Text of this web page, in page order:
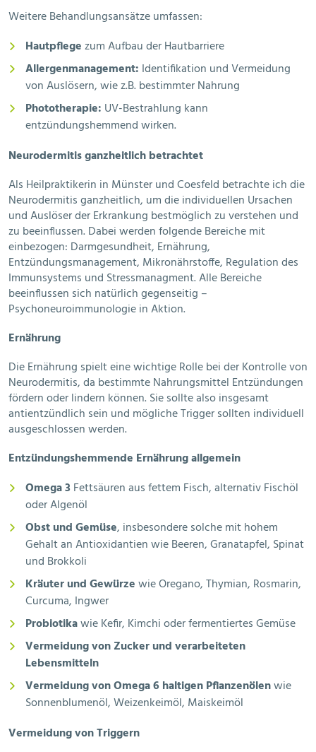
Weitere Behandlungsansätze umfassen:
Hautpflegezum Aufbau der Hautbarriere
Allergenmanagement: Identifikation und Vermeidung
von Auslösern, wie z.B. bestimmter Nahrung
Phototherapie: UV-Bestrahlung kann
entzündungshemmend wirken.
Neurodermitis ganzheitlich betrachtet
Als Heilpraktikerin in Münster und Coesfeld betrachte ich die
Neurodermitis ganzheitlich, um die individuellen Ursachen
und Auslöser der Erkrankung bestmöglich zu verstehen und
zu beeinflussen. Dabei werden folgende Bereiche mit
einbezogen: Darmgesundheit, Ernährung,
Entzündungsmanagement, Mikronährstoffe, Regulation des
Immunsystems und Stressmanagment. Alle Bereiche
beeinflussen sich natürlich gegenseitig –
Psychoneuroimmunologie in Aktion.
Ernährung
Die Ernährung spielt eine wichtige Rolle bei der Kontrolle von
Neurodermitis, da bestimmte Nahrungsmittel Entzündungen
fördern oder lindern können. Sie sollte also insgesamt
antientzündlich sein und mögliche Trigger sollten individuell
ausgeschlossen werden.
Entzündungshemmende Ernährung allgemein
Omega 3 Fettsäuren aus fettem Fisch, alternativ Fischöl
oder Algenöl
Obst und Gemüse, insbesondere solche mit hohem
Gehalt an Antioxidantien wie Beeren, Granatapfel, Spinat
und Brokkoli
Kräuter und Gewürzewie Oregano, Thymian, Rosmarin,
Curcuma, Ingwer
Probiotikawie Kefir, Kimchi oder fermentiertes Gemüse
Vermeidung von Zucker und verarbeiteten
Lebensmitteln
Vermeidung von Omega 6 haltigen Pflanzenölenwie
Sonnenblumenöl, Weizenkeimöl, Maiskeimöl
Vermeidung von Triggern